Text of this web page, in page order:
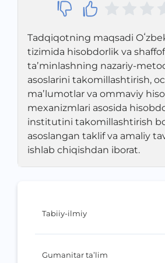
Tabiiy-ilmiy
Gumanitar ta’lim
Tadqiqotning maqsadi
tizimida hisobdorlik va
taʼminlashning nazariy-
asoslarini takomillashtirish,
maʼlumotlar va ommaviy
mexanizmlari asosida
institutini takomillashtirish
asoslangan taklif va amaliy
ishlab chiqishdan iborat.